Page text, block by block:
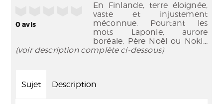
0avis
En Finlande, terre éloignée,
vaste et injustement
méconnue. Pourtant les
mots Laponie, aurore
boréale, Père Noël ou Noki...
(voir description complète ci-dessous)
Sujet Description